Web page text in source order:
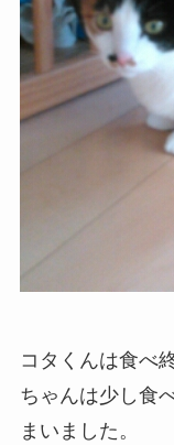
コタくんは食べ
ちゃんは少し食
まいました。